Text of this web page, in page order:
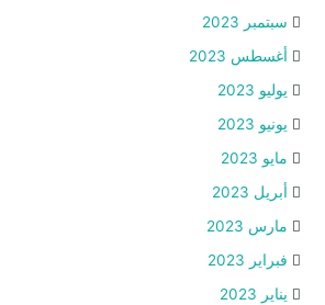
سبتمبر 2023
أغسطس 2023
يوليو 2023
يونيو 2023
مايو 2023
أبريل 2023
مارس 2023
فبراير 2023
يناير 2023